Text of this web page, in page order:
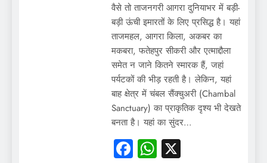
वैसे तो ताजनगरी आगरा दुनियाभर में बड़ी-
बड़ी ऊंची इमारतों के लिए प्रसिद्ध है। यहां
ताजमहल, आगरा किला, अकबर का
मकबरा, फतेहपुर सीकरी और एत्माद्दौला
समेत न जाने कितने स्मारक हैं, जहां
पर्यटकों की भीड़ रहती है। लेकिन, यहां
बाह क्षेत्र में चंबल सैंक्चुअरी (Chambal
Sanctuary) का प्राकृतिक दृश्य भी देखते
बनता है। यहां का सुंदर…
Facebook
WhatsApp
X